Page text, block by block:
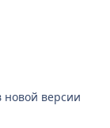
новой версии